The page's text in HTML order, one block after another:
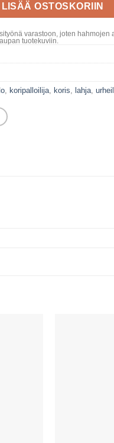
LISÄÄ OSTOSKORIIN
varastoon, joten hahmojen
tuotekuviin.
koripalloilija koris lahja